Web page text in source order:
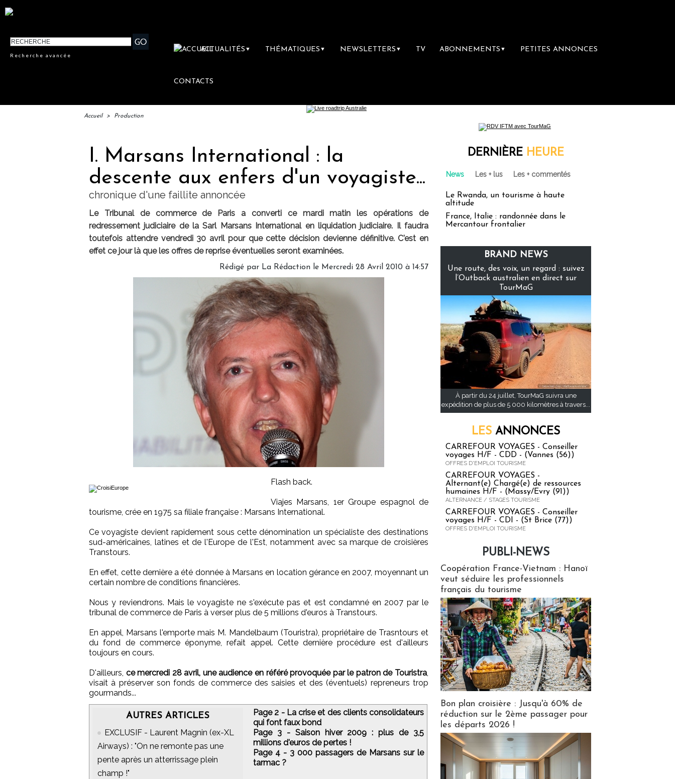
Recherche avancée
ACTUALITÉS ▼ THÉMATIQUES ▼ NEWSLETTERS ▼ TV ABONNEMENTS ▼ PETITES ANNONCES
CONTACTS
Accueil > Production
I. Marsans International : la
descente aux enfers d'un voyagiste...
chronique d'une faillite annoncée
Le Tribunal de commerce de Paris a converti ce mardi matin les opérations de
redressement judiciaire de la Sarl Marsans International en liquidation judiciaire. Il faudra
toutefois attendre vendredi 30 avril pour que cette décision devienne définitive. C'est en
effet ce jour là que les offres de reprise éventuelles seront examinées.
Rédigé par La Rédaction le Mercredi 28 Avril 2010 à 14:57
Flash back.
Viajes Marsans, 1er Groupe espagnol de
tourisme, crée en 1975 sa filiale française : Marsans International.
Ce voyagiste devient rapidement sous cette dénomination un spécialiste des destinations
sud-américaines, latines et de l'Europe de l'Est, notamment avec sa marque de croisières
Transtours.
En effet, cette dernière a été donnée à Marsans en location gérance en 2007, moyennant un
certain nombre de conditions financières.
Nous y reviendrons. Mais le voyagiste ne s'exécute pas et est condamné en 2007 par le
tribunal de commerce de Paris à verser plus de 5 millions d'euros à Transtours.
En appel, Marsans l'emporte mais M. Mandelbaum (Touristra), propriétaire de Trasntours et
du fond de commerce éponyme, refait appel. Cette dernière procédure est d'ailleurs
toujours en cours.
D'ailleurs, ce mercredi 28 avril, une audience en référé provoquée par le patron de Touristra,
visait à préserver son fonds de commerce des saisies et des (éventuels) repreneurs trop
gourmands...
AUTRES ARTICLES
EXCLUSIF - Laurent Magnin (ex-XL
Airways) : "On ne remonte pas une
pente après un atterrissage plein
champ !"
Page 2 - La crise et des clients consolidateurs
qui font faux bond
Page 3 - Saison hiver 2009 : plus de 3,5
millions d'euros de pertes !
Page 4 - 3 000 passagers de Marsans sur le
tarmac ?
DERNIÈRE HEURE
News Les + lus Les + commentés
Le Rwanda, un tourisme à haute
altitude
France, Italie : randonnée dans le
Mercantour frontalier
BRAND NEWS
Une route, des voix, un regard : suivez
l’Outback australien en direct sur
TourMaG
À partir du 24 juillet, TourMaG suivra une
expédition de plus de 5 000 kilomètres à travers...
LES ANNONCES
CARREFOUR VOYAGES - Conseiller
voyages H/F - CDD - (Vannes (56))
OFFRES D'EMPLOI TOURISME
CARREFOUR VOYAGES -
Alternant(e) Chargé(e) de ressources
humaines H/F - (Massy/Evry (91))
ALTERNANCE / STAGES TOURISME
CARREFOUR VOYAGES - Conseiller
voyages H/F - CDI - (St Brice (77))
OFFRES D'EMPLOI TOURISME
PUBLI-NEWS
Coopération France-Vietnam : Hanoï
veut séduire les professionnels
français du tourisme
Bon plan croisière : Jusqu'à 60% de
réduction sur le 2ème passager pour
les départs 2026 !